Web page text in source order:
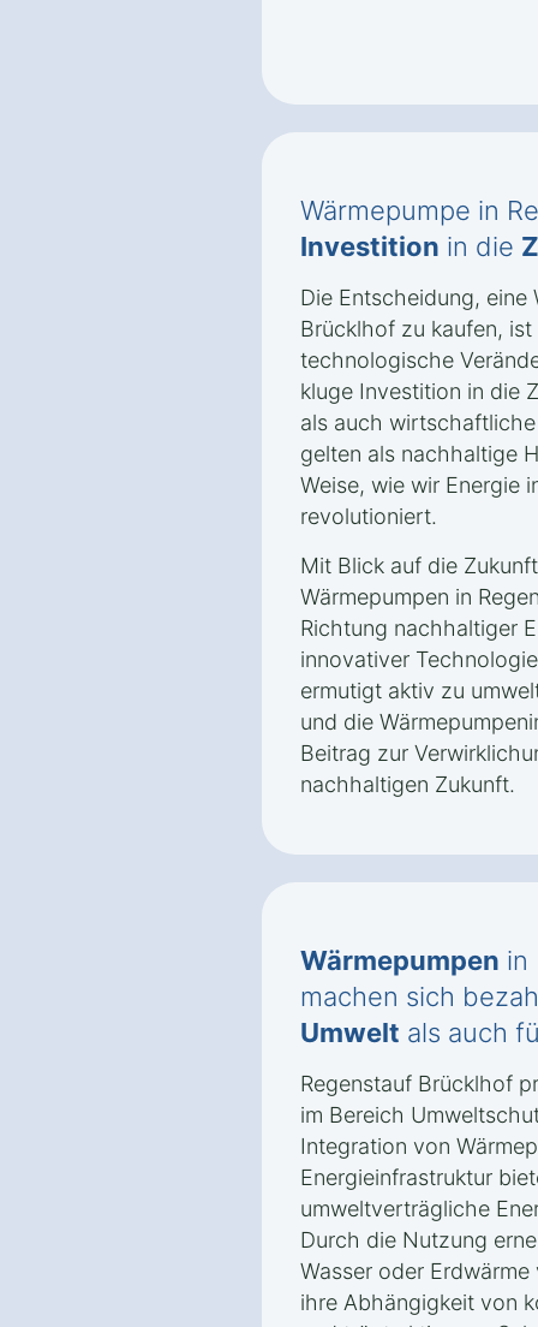
Wärmepumpe in
Investition in die
Die Entscheidung, eine
Brücklhof zu kaufen,
technologische
kluge Investition in die
als auch
gelten als nachhaltige
Weise, wie wir Energie
revolutioniert.
Mit Blick auf die
Wärmepumpen in
Richtung nachhaltiger
innovativer
ermutigt aktiv zu
und die
Beitrag zur
nachhaltigen Zukunft.
Wärmepumpen in
machen sich
Umwelt als auch
Regenstauf Brücklhof
im Bereich
Integration von
Energieinfrastruktur
umweltverträgliche
Durch die Nutzung
Wasser oder
ihre Abhängigkeit von